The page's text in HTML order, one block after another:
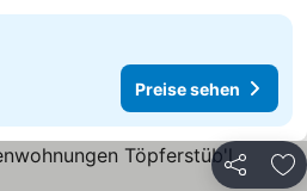
Preise sehen
Teilen